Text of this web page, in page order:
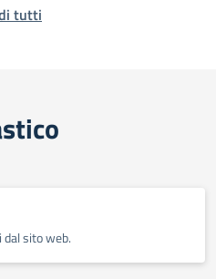
tutti
dal sito web.